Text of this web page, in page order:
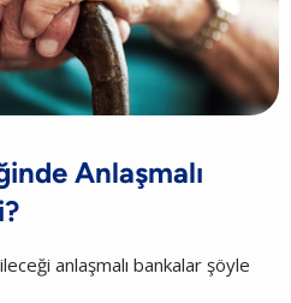
Anlaşmalı
anlaşmalı bankalar şöyle